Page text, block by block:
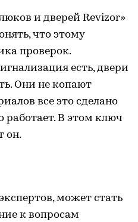
и дверей Revizor»
что этому
проверок.
есть, двери
Они не копают
все это сделано
работает. В этом ключ
он.
может стать
к вопросам